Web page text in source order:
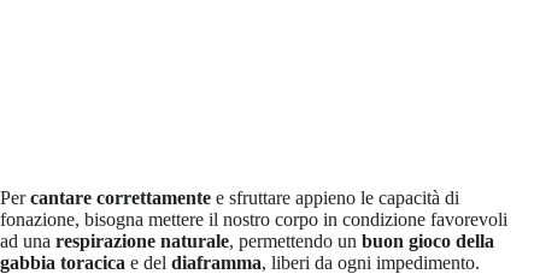
Percantare correttamente e sfruttare appieno le capacità di
fonazione, bisogna mettere il nostro corpo in condizione favorevoli
ad una respirazione naturale, permettendo un buon gioco della
gabbia toracica e del diaframma, liberi da ogni impedimento.